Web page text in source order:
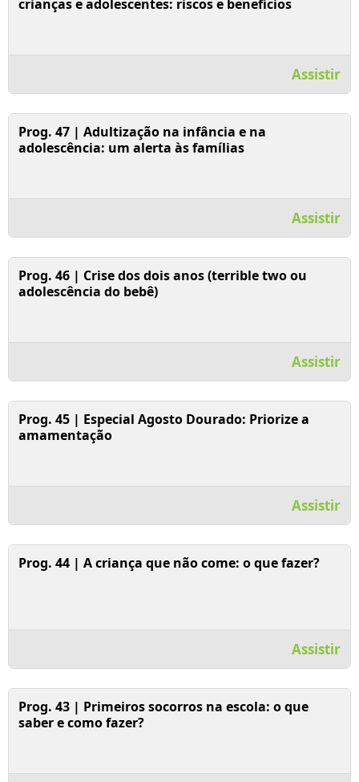
crianças e adolescentes: riscos e benefícios
Assistir
Prog. 47 | Adultização na infância e na
adolescência: um alerta às famílias
Assistir
Prog. 46 | Crise dos dois anos (terrible two ou
adolescência do bebê)
Assistir
Prog. 45 | Especial Agosto Dourado: Priorize a
amamentação
Assistir
Prog. 44 | A criança que não come: o que fazer?
Assistir
Prog. 43 | Primeiros socorros na escola: o que
saber e como fazer?